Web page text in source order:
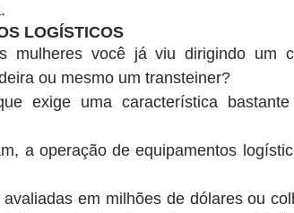
LOGÍSTICOS
você já viu dirigindo um
ou mesmo um transteiner?
exige uma característica bastante
a operação de equipamentos
em milhões de dólares ou